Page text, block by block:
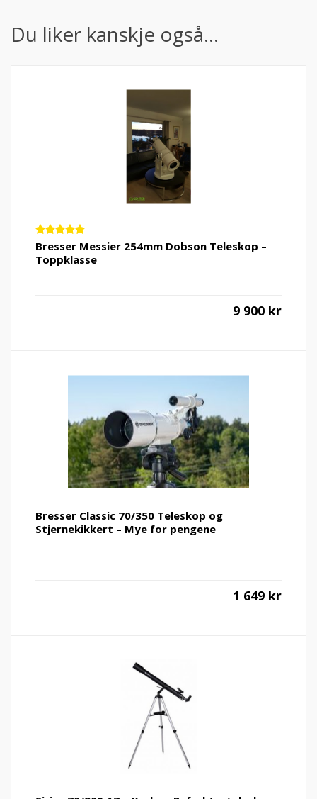
Du liker kanskje også…
Vurdert
5.00av 5
Bresser Messier 254mm Dobson Teleskop –
Toppklasse
9 900 kr
Bresser Classic 70/350 Teleskop og
Stjernekikkert – Mye for pengene
1 649 kr